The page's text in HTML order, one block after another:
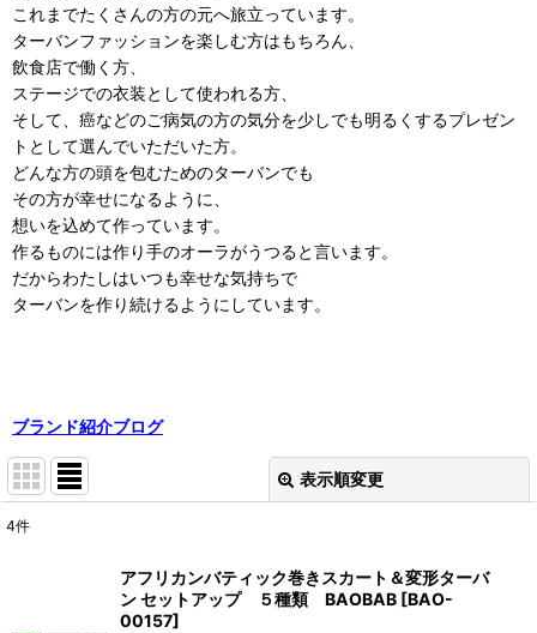
これまでたくさんの方の元へ旅立っています。
ターバンファッションを楽しむ方はもちろん、
飲食店で働く方、
ステージでの衣装として使われる方、
そして、癌などのご病気の方の気分を少しでも明るくするプレゼン
トとして選んでいただいた方。
どんな方の頭を包むためのターバンでも
その方が幸せになるように、
想いを込めて作っています。
作るものには作り手のオーラがうつると言います。
だからわたしはいつも幸せな気持ちで
ターバンを作り続けるようにしています。
ブランド紹介ブログ
表示順変更
4件
アフリカンバティック巻きスカート＆変形ターバ
ン セットアップ ５種類 BAOBAB [BAO-
00157]